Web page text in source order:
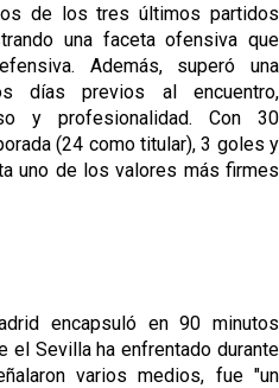
de los tres últimos partidos
una faceta ofensiva que
Además, superó una
días previos al encuentro,
y profesionalidad. Con 30
(24 como titular), 3 goles y
uno de los valores más firmes
encapsuló en 90 minutos
el Sevilla ha enfrentado durante
varios medios, fue "un